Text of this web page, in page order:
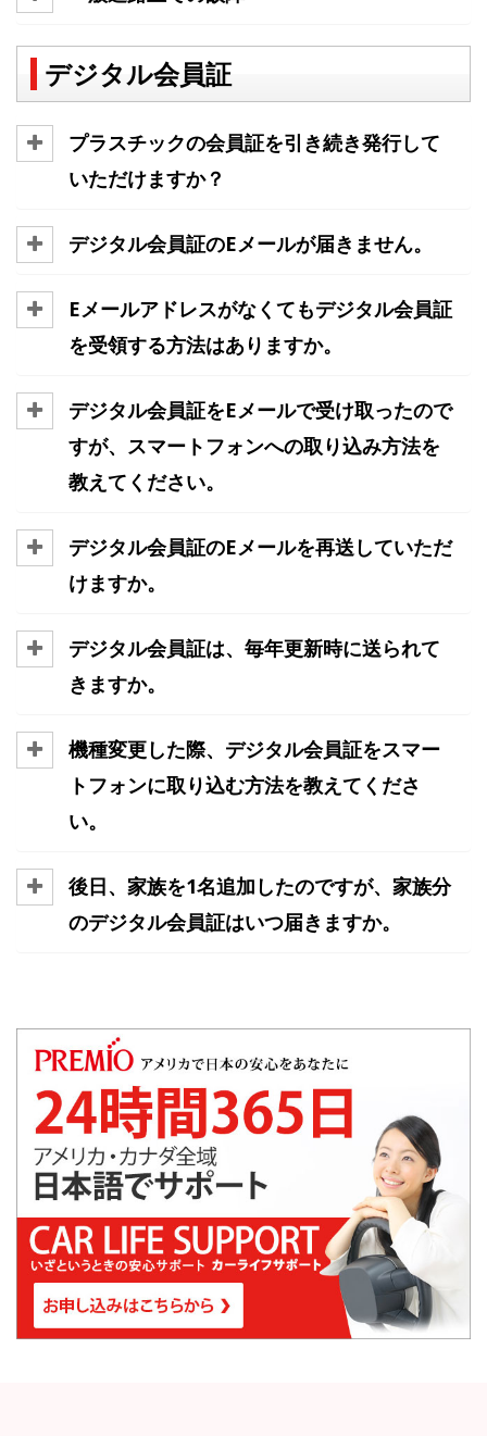
デジタル会員証
プラスチックの会員証を引き続き発行して
いただけますか？
デジタル会員証のEメールが届きません。
Eメールアドレスがなくてもデジタル会員証
を受領する方法はありますか。
デジタル会員証をEメールで受け取ったので
すが、スマートフォンへの取り込み方法を
教えてください。
デジタル会員証のEメールを再送していただ
けますか。
デジタル会員証は、毎年更新時に送られて
きますか。
機種変更した際、デジタル会員証をスマー
トフォンに取り込む方法を教えてくださ
い。
後日、家族を1名追加したのですが、家族分
のデジタル会員証はいつ届きますか。